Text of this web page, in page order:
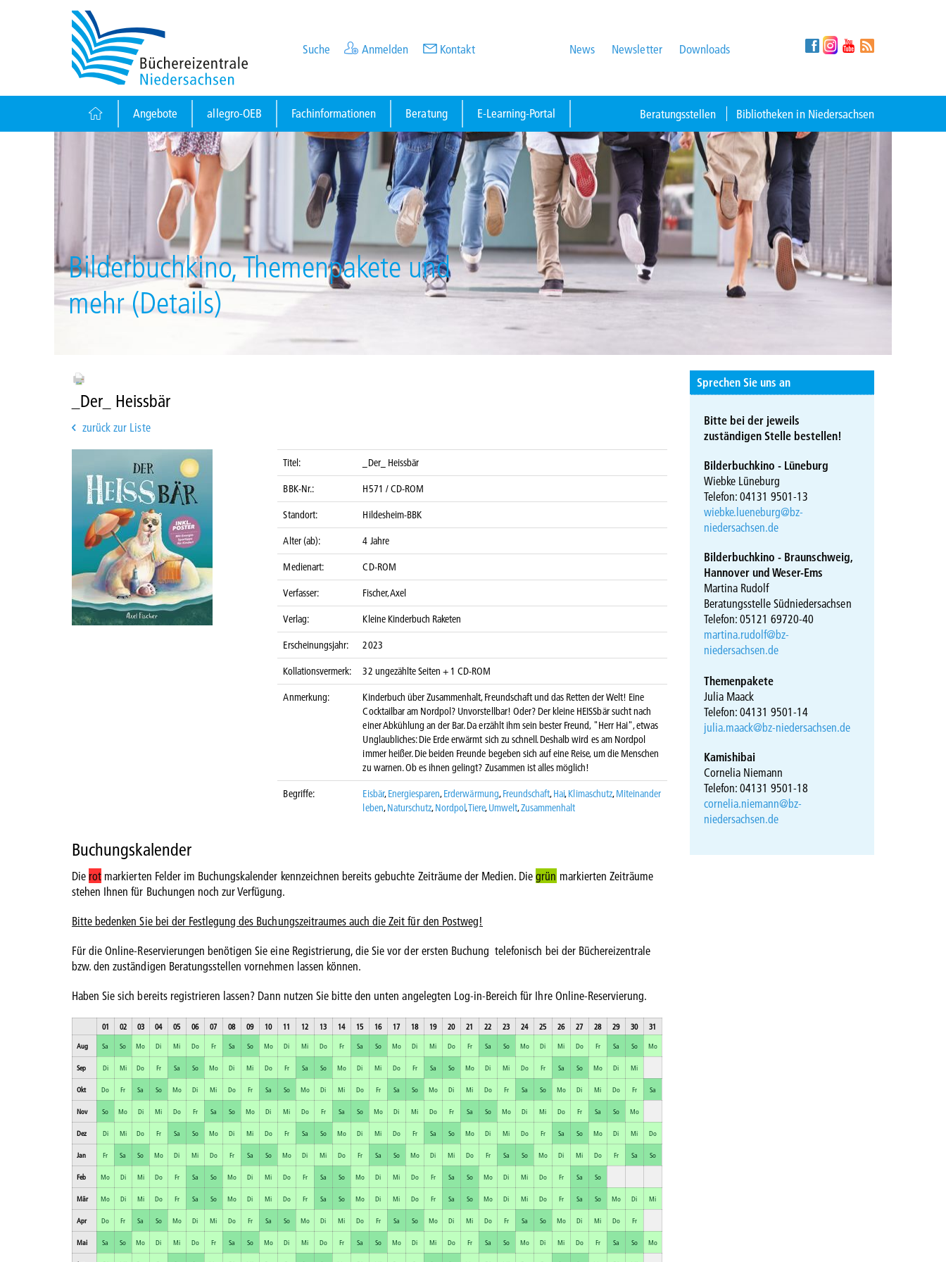
Suche Anmelden Kontakt News Newsletter Downloads
Angebote allegro-OEB Fachinformationen Beratung E-Learning-Portal Beratungsstellen Bibliotheken in Niedersachsen
Bilderbuchkino, Themenpakete und
mehr (Details)
_Der_ Heissbär
zurück zur Liste
Titel: _Der_ Heissbär
BBK-Nr.: H571 / CD-ROM
Standort: Hildesheim-BBK
Alter (ab): 4 Jahre
Medienart: CD-ROM
Verfasser: Fischer, Axel
Verlag: Kleine Kinderbuch Raketen
Erscheinungsjahr: 2023
Kollationsvermerk: 32 ungezählte Seiten + 1 CD-ROM
Anmerkung:
Kinderbuch über Zusammenhalt, Freundschaft und das Retten der Welt! Eine
Cocktailbar am Nordpol? Unvorstellbar! Oder? Der kleine HEISSbär sucht nach
einer Abkühlung an der Bar. Da erzählt ihm sein bester Freund, "Herr Hai", etwas
Unglaubliches: Die Erde erwärmt sich zu schnell. Deshalb wird es am Nordpol
immer heißer. Die beiden Freunde begeben sich auf eine Reise, um die Menschen
zu warnen. Ob es ihnen gelingt? Zusammen ist alles möglich!
Begriffe: Eisbär,Energiesparen,Erderwärmung,Freundschaft,Hai,Klimaschutz,Miteinander
leben,Naturschutz,Nordpol,Tiere,Umwelt,Zusammenhalt
Buchungskalender
Die rot markierten Felder im Buchungskalender kennzeichnen bereits gebuchte Zeiträume der Medien. Diegrün markierten Zeiträume
stehen Ihnen für Buchungen noch zur Verfügung.
Bitte bedenken Sie bei der Festlegung des Buchungszeitraumes auch die Zeit für den Postweg!
Für die Online-Reservierungen benötigen Sie eine Registrierung, die Sie vor der ersten Buchung telefonisch bei der Büchereizentrale
bzw. den zuständigen Beratungsstellen vornehmen lassen können.
Haben Sie sich bereits registrieren lassen? Dann nutzen Sie bitte den unten angelegten Log-in-Bereich für Ihre Online-Reservierung.
01 02 03 04 05 06 07 08 09 10 11 12 13 14 15 16 17 18 19 20 21 22 23 24 25 26 27 28 29 30 31
Aug Sa So Mo Di Mi Do Fr Sa So Mo Di Mi Do Fr Sa So Mo Di Mi Do Fr Sa So Mo Di Mi Do Fr Sa So Mo
Sep Di Mi Do Fr Sa So Mo Di Mi Do Fr Sa So Mo Di Mi Do Fr Sa So Mo Di Mi Do Fr Sa So Mo Di Mi
Okt Do Fr Sa So Mo Di Mi Do Fr Sa So Mo Di Mi Do Fr Sa So Mo Di Mi Do Fr Sa So Mo Di Mi Do Fr Sa
Nov So Mo Di Mi Do Fr Sa So Mo Di Mi Do Fr Sa So Mo Di Mi Do Fr Sa So Mo Di Mi Do Fr Sa So Mo
Dez Di Mi Do Fr Sa So Mo Di Mi Do Fr Sa So Mo Di Mi Do Fr Sa So Mo Di Mi Do Fr Sa So Mo Di Mi Do
Jan Fr Sa So Mo Di Mi Do Fr Sa So Mo Di Mi Do Fr Sa So Mo Di Mi Do Fr Sa So Mo Di Mi Do Fr Sa So
Feb Mo Di Mi Do Fr Sa So Mo Di Mi Do Fr Sa So Mo Di Mi Do Fr Sa So Mo Di Mi Do Fr Sa So
Mär Mo Di Mi Do Fr Sa So Mo Di Mi Do Fr Sa So Mo Di Mi Do Fr Sa So Mo Di Mi Do Fr Sa So Mo Di Mi
Apr Do Fr Sa So Mo Di Mi Do Fr Sa So Mo Di Mi Do Fr Sa So Mo Di Mi Do Fr Sa So Mo Di Mi Do Fr
Mai Sa So Mo Di Mi Do Fr Sa So Mo Di Mi Do Fr Sa So Mo Di Mi Do Fr Sa So Mo Di Mi Do Fr Sa So Mo
Sprechen Sie uns an
Bitte bei der jeweils
zuständigen Stelle bestellen!
Bilderbuchkino - Lüneburg
Wiebke Lüneburg
Telefon: 04131 9501-13
wiebke.lueneburg@bz-
niedersachsen.de
Bilderbuchkino - Braunschweig,
Hannover und Weser-Ems
Martina Rudolf
Beratungsstelle Südniedersachsen
Telefon: 05121 69720-40
martina.rudolf@bz-
niedersachsen.de
Themenpakete
Julia Maack
Telefon: 04131 9501-14
julia.maack@bz-niedersachsen.de
Kamishibai
Cornelia Niemann
Telefon: 04131 9501-18
cornelia.niemann@bz-
niedersachsen.de